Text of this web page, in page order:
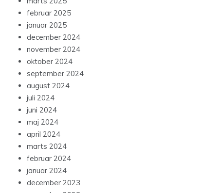
februar 2025
januar 2025
december 2024
november 2024
oktober 2024
september 2024
august 2024
juli 2024
juni 2024
maj 2024
april 2024
marts 2024
februar 2024
januar 2024
december 2023